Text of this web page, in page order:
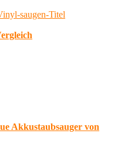
Akkustaubsauger von